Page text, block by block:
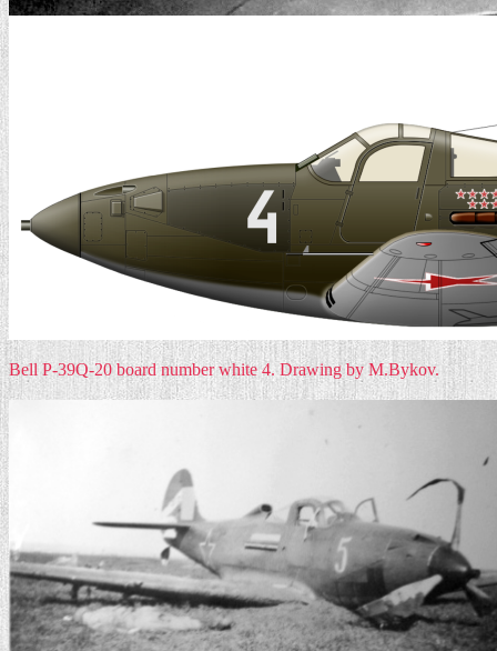
Bell P-39Q-20 board number white 4. Drawing by M.Bykov.